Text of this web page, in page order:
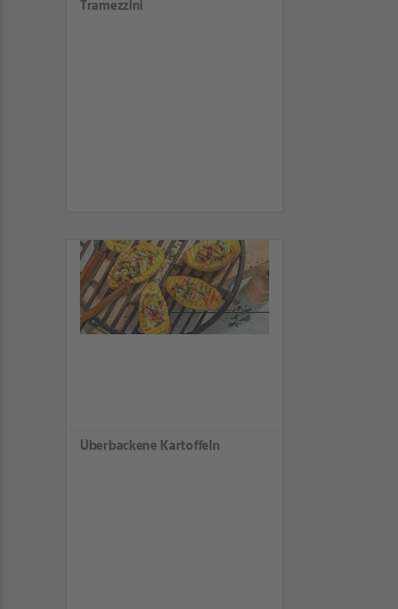
Tramezzini
Überbackene Kartoffeln